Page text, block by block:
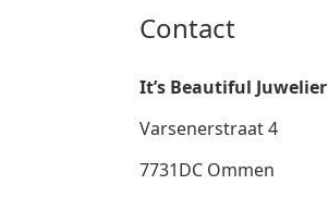
Contact
It’s Beautiful Juwelier
Varsenerstraat 4
7731DC Ommen